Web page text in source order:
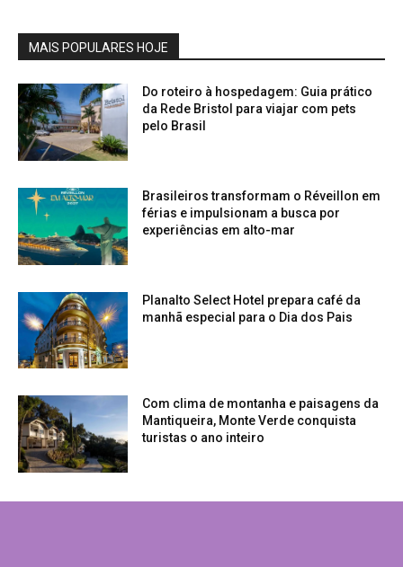
MAIS POPULARES HOJE
Do roteiro à hospedagem: Guia prático
da Rede Bristol para viajar com pets
pelo Brasil
Brasileiros transformam o Réveillon em
férias e impulsionam a busca por
experiências em alto-mar
Planalto Select Hotel prepara café da
manhã especial para o Dia dos Pais
Com clima de montanha e paisagens da
Mantiqueira, Monte Verde conquista
turistas o ano inteiro